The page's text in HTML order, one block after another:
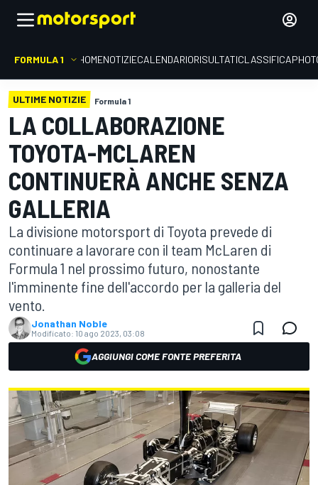
FORMULA 1 HOMENOTIZIECALENDARIORISULTATICLASSIFICA
ULTIME NOTIZIE Formula 1
LA COLLABORAZIONE
TOYOTA-MCLAREN
CONTINUERÀ ANCHE SENZA
GALLERIA
La divisione motorsport di Toyota prevede di
continuare a lavorare con il team McLaren di
Formula 1 nel prossimo futuro, nonostante
l'imminente fine dell'accordo per la galleria del
vento.
Jonathan Noble
Modificato: 10 ago 2023, 03:08
AGGIUNGI COME FONTE PREFERITA